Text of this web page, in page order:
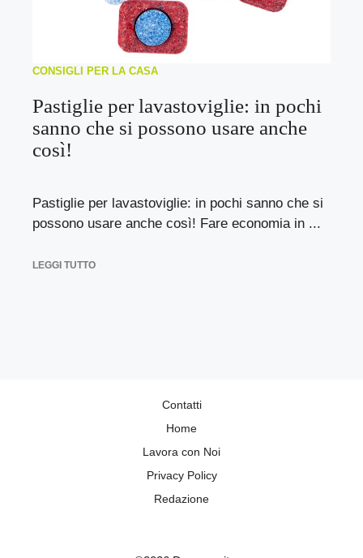
CONSIGLI PER LA CASA
Pastiglie per lavastoviglie: in pochi
sanno che si possono usare anche
così!
Pastiglie per lavastoviglie: in pochi sanno che si
possono usare anche così! Fare economia in ...
LEGGI TUTTO
Contatti
Home
Lavora con Noi
Privacy Policy
Redazione